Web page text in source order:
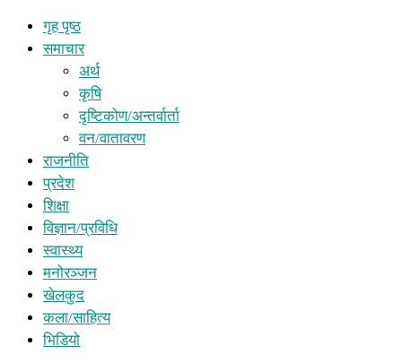
गृह पृष्ठ
समाचार
अर्थ
कृषि
दृष्टिकोण/अन्तर्वार्ता
वन/वातावरण
राजनीति
प्रदेश
शिक्षा
विज्ञान/प्रविधि
स्वास्थ्य
मनोरञ्जन
खेलकुद
कला/साहित्य
भिडियो